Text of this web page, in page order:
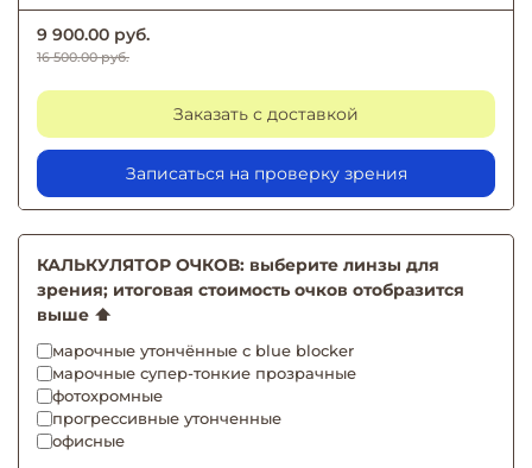
9 900.00 руб.
16 500.00 руб.
Заказать с доставкой
Записаться на проверку зрения
КАЛЬКУЛЯТОР ОЧКОВ: выберите линзы для
зрения; итоговая стоимость очков отобразится
выше ⬆️
марочные утончённые с blue blocker
марочные супер-тонкие прозрачные
фотохромные
прогрессивные утонченные
офисные